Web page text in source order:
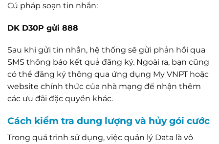
Cú pháp soạn tin nhắn:
DK D30P gửi 888
Sau khi gửi tin nhắn, hệ thống sẽ gửi phản hồi qua
SMS thông báo kết quả đăng ký. Ngoài ra, bạn cũng
có thể đăng ký thông qua ứng dụng My VNPT hoặc
website chính thức của nhà mạng để nhận thêm
các ưu đãi đặc quyền khác.
Cách kiểm tra dung lượng và hủy gói cước
Trong quá trình sử dụng, việc quản lý Data là vô